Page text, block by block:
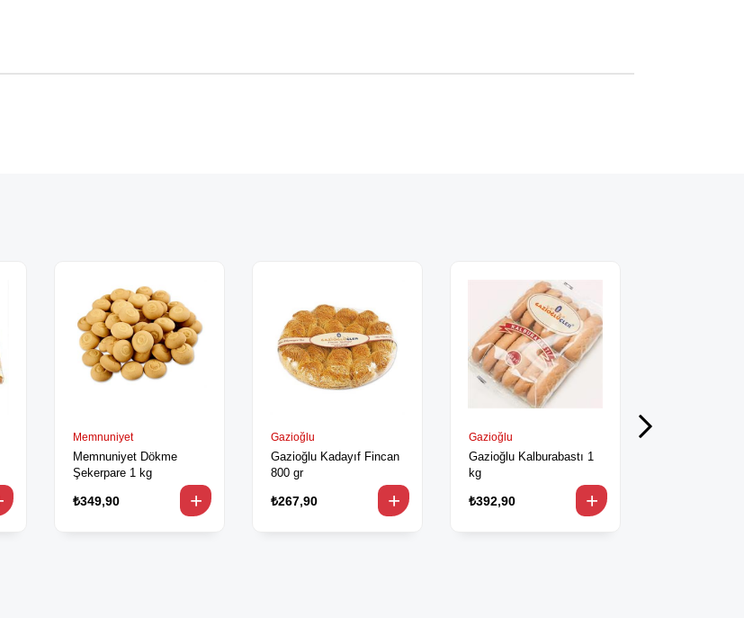
Memnuniyet
Memnuniyet Dökme
Şekerpare 1 kg
₺349,90
Gazioğlu
Gazioğlu Kadayıf Fincan
800 gr
₺267,90
Gazioğlu
Gazioğlu Kalburabastı 1
kg
₺392,90